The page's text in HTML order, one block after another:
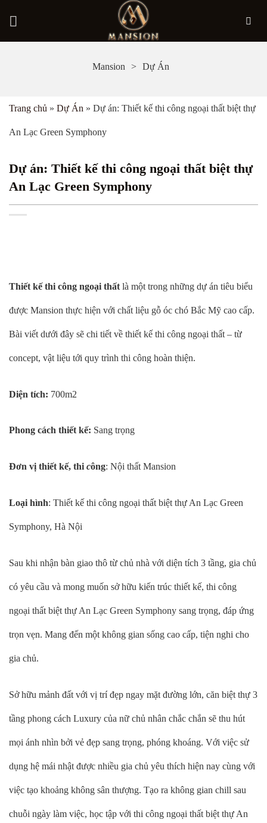
Mansion Dự Án
Trang chủ » Dự Án » Dự án: Thiết kế thi công ngoại thất biệt thự
An Lạc Green Symphony
Dự án: Thiết kế thi công ngoại thất biệt thự
An Lạc Green Symphony
Thiết kế thi công ngoại thất là một trong những dự án tiêu biểu
được Mansion thực hiện với chất liệu gỗ óc chó Bắc Mỹ cao cấp.
Bài viết dưới đây sẽ chi tiết về thiết kế thi công ngoại thất – từ
concept, vật liệu tới quy trình thi công hoàn thiện.
Diện tích: 700m2
Phong cách thiết kế: Sang trọng
Đơn vị thiết kế, thi công: Nội thất Mansion
Loại hình: Thiết kế thi công ngoại thất biệt thự An Lạc Green
Symphony, Hà Nội
Sau khi nhận bàn giao thô từ chủ nhà với diện tích 3 tầng, gia chủ
có yêu cầu và mong muốn sở hữu kiến trúc thiết kế, thi công
ngoại thất biệt thự An Lạc Green Symphony sang trọng, đáp ứng
trọn vẹn. Mang đến một không gian sống cao cấp, tiện nghi cho
gia chủ.
Sở hữu mảnh đất với vị trí đẹp ngay mặt đường lớn, căn biệt thự 3
tầng phong cách Luxury của nữ chủ nhân chắc chắn sẽ thu hút
mọi ánh nhìn bởi vẻ đẹp sang trọng, phóng khoáng. Với việc sử
dụng hệ mái nhật được nhiều gia chủ yêu thích hiện nay cùng với
việc tạo khoảng không sân thượng. Tạo ra không gian chill sau
chuỗi ngày làm việc, học tập với thi công ngoại thất biệt thự An